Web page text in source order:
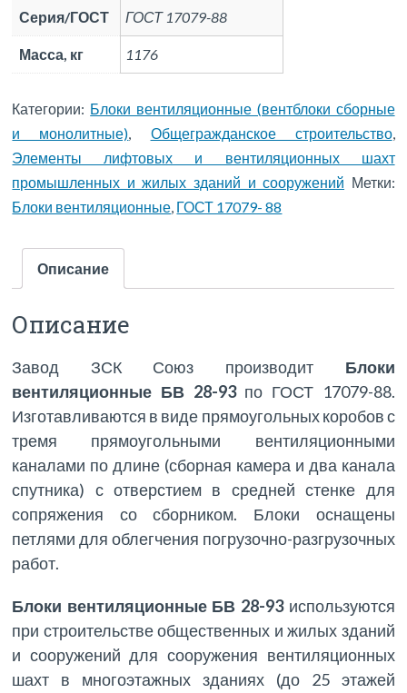
Серия/ГОСТ ГОСТ 17079-88
Масса, кг 1176
Категории: Блоки вентиляционные (вентблоки сборные
и монолитные), Общегражданское строительство,
Элементы лифтовых и вентиляционных шахт
промышленных и жилых зданий и сооружений Метки:
Блоки вентиляционные, ГОСТ 17079- 88
Описание
Описание
Завод ЗСК Союз производит Блоки
вентиляционные БВ 28-93по ГОСТ 17079-88.
Изготавливаются в виде прямоугольных коробов с
тремя прямоугольными вентиляционными
каналами по длине (сборная камера и два канала
спутника) с отверстием в средней стенке для
сопряжения со сборником. Блоки оснащены
петлями для облегчения погрузочно-разгрузочных
работ.
Блоки вентиляционные БВ 28-93используются
при строительстве общественных и жилых зданий
и сооружений для сооружения вентиляционных
шахт в многоэтажных зданиях (до 25 этажей